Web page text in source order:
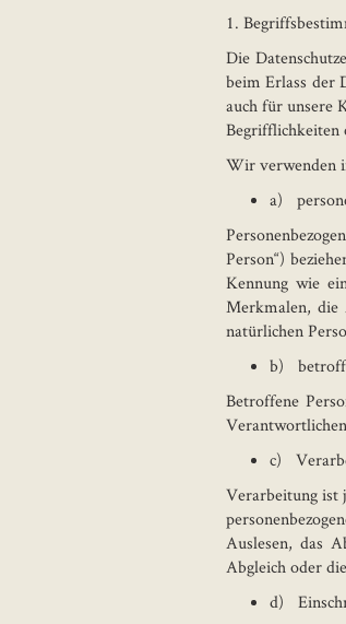
1.
Die
beim Erlass der
auch für unsere
Begrifflichkeiten
Wir verwenden
a)
Person“)
Kennung wie
Merkmalen, die
natürlichen
b)
Betroffene
c)
Verarbeitung ist
Auslesen, das
Abgleich oder
d)